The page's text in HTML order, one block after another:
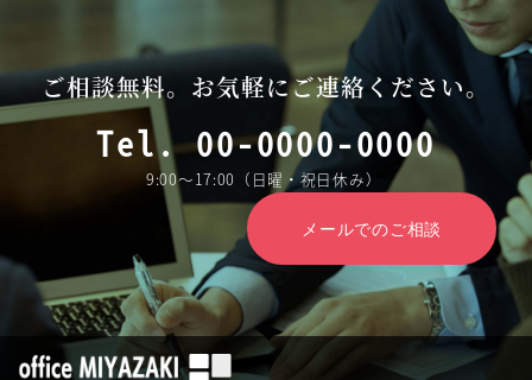
ご相談無料。お気軽にご連絡ください。
Tel. 00-0000-0000
9:00～17:00（日曜・祝日休み）
メールでのご相談